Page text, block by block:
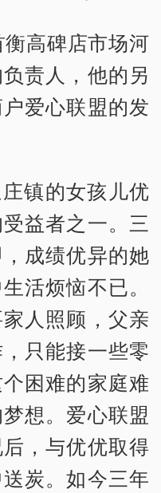
衡高碑店市场河
责人，他的另
爱心联盟的发
镇的女孩儿优
益者之一。三
成绩优异的她
活烦恼不已。
人照顾，父亲
只能接一些零
困难的家庭难
想。爱心联盟
，与优优取得
炭。如今三年